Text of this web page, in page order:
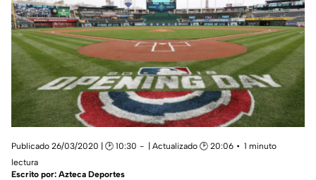
Publicado 26/03/2020 | 🕑 10:30 | Actualizado 🕑 20:06
1 minuto
lectura
Escrito por: Azteca Deportes